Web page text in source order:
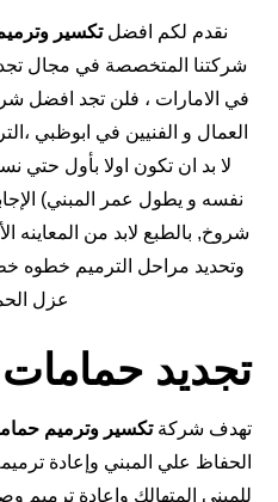
نقدم لكم افضلتكسير
شركتنا المتخصصة في مجال
في الامارات ، فلن تجد افضل
العمال و الفنيين في ابوظبي
لا بد ان تكون اولا بأول حتي
نفسه و يطول عمر المبني)
شروخ, بالطبع لابد من المعاينه
وتحديد مراحل الترميم خطوه
عزل
تجديد
تهدف شركةتكسير وترميم
الحفاظ علي المبني وإعادة
للمبني المتهالك وإعادة ترميم